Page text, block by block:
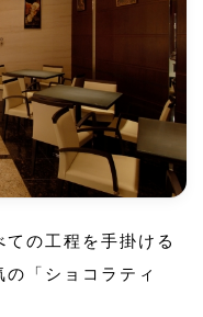
の工程を手掛ける
「ショコラティ